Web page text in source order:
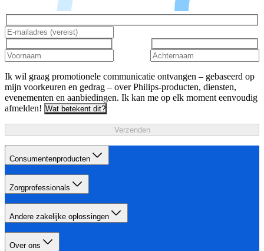
Ik wil graag promotionele communicatie ontvangen – gebaseerd op
mijn voorkeuren en gedrag – over Philips-producten, diensten,
evenementen en aanbiedingen. Ik kan me op elk moment eenvoudig
afmelden! Wat betekent dit?
Verzenden
Consumentenproducten
Zorgprofessionals
Andere zakelijke oplossingen
Over ons